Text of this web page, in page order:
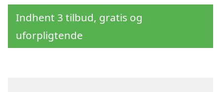
Indhent 3 tilbud, gratis og
uforpligtende